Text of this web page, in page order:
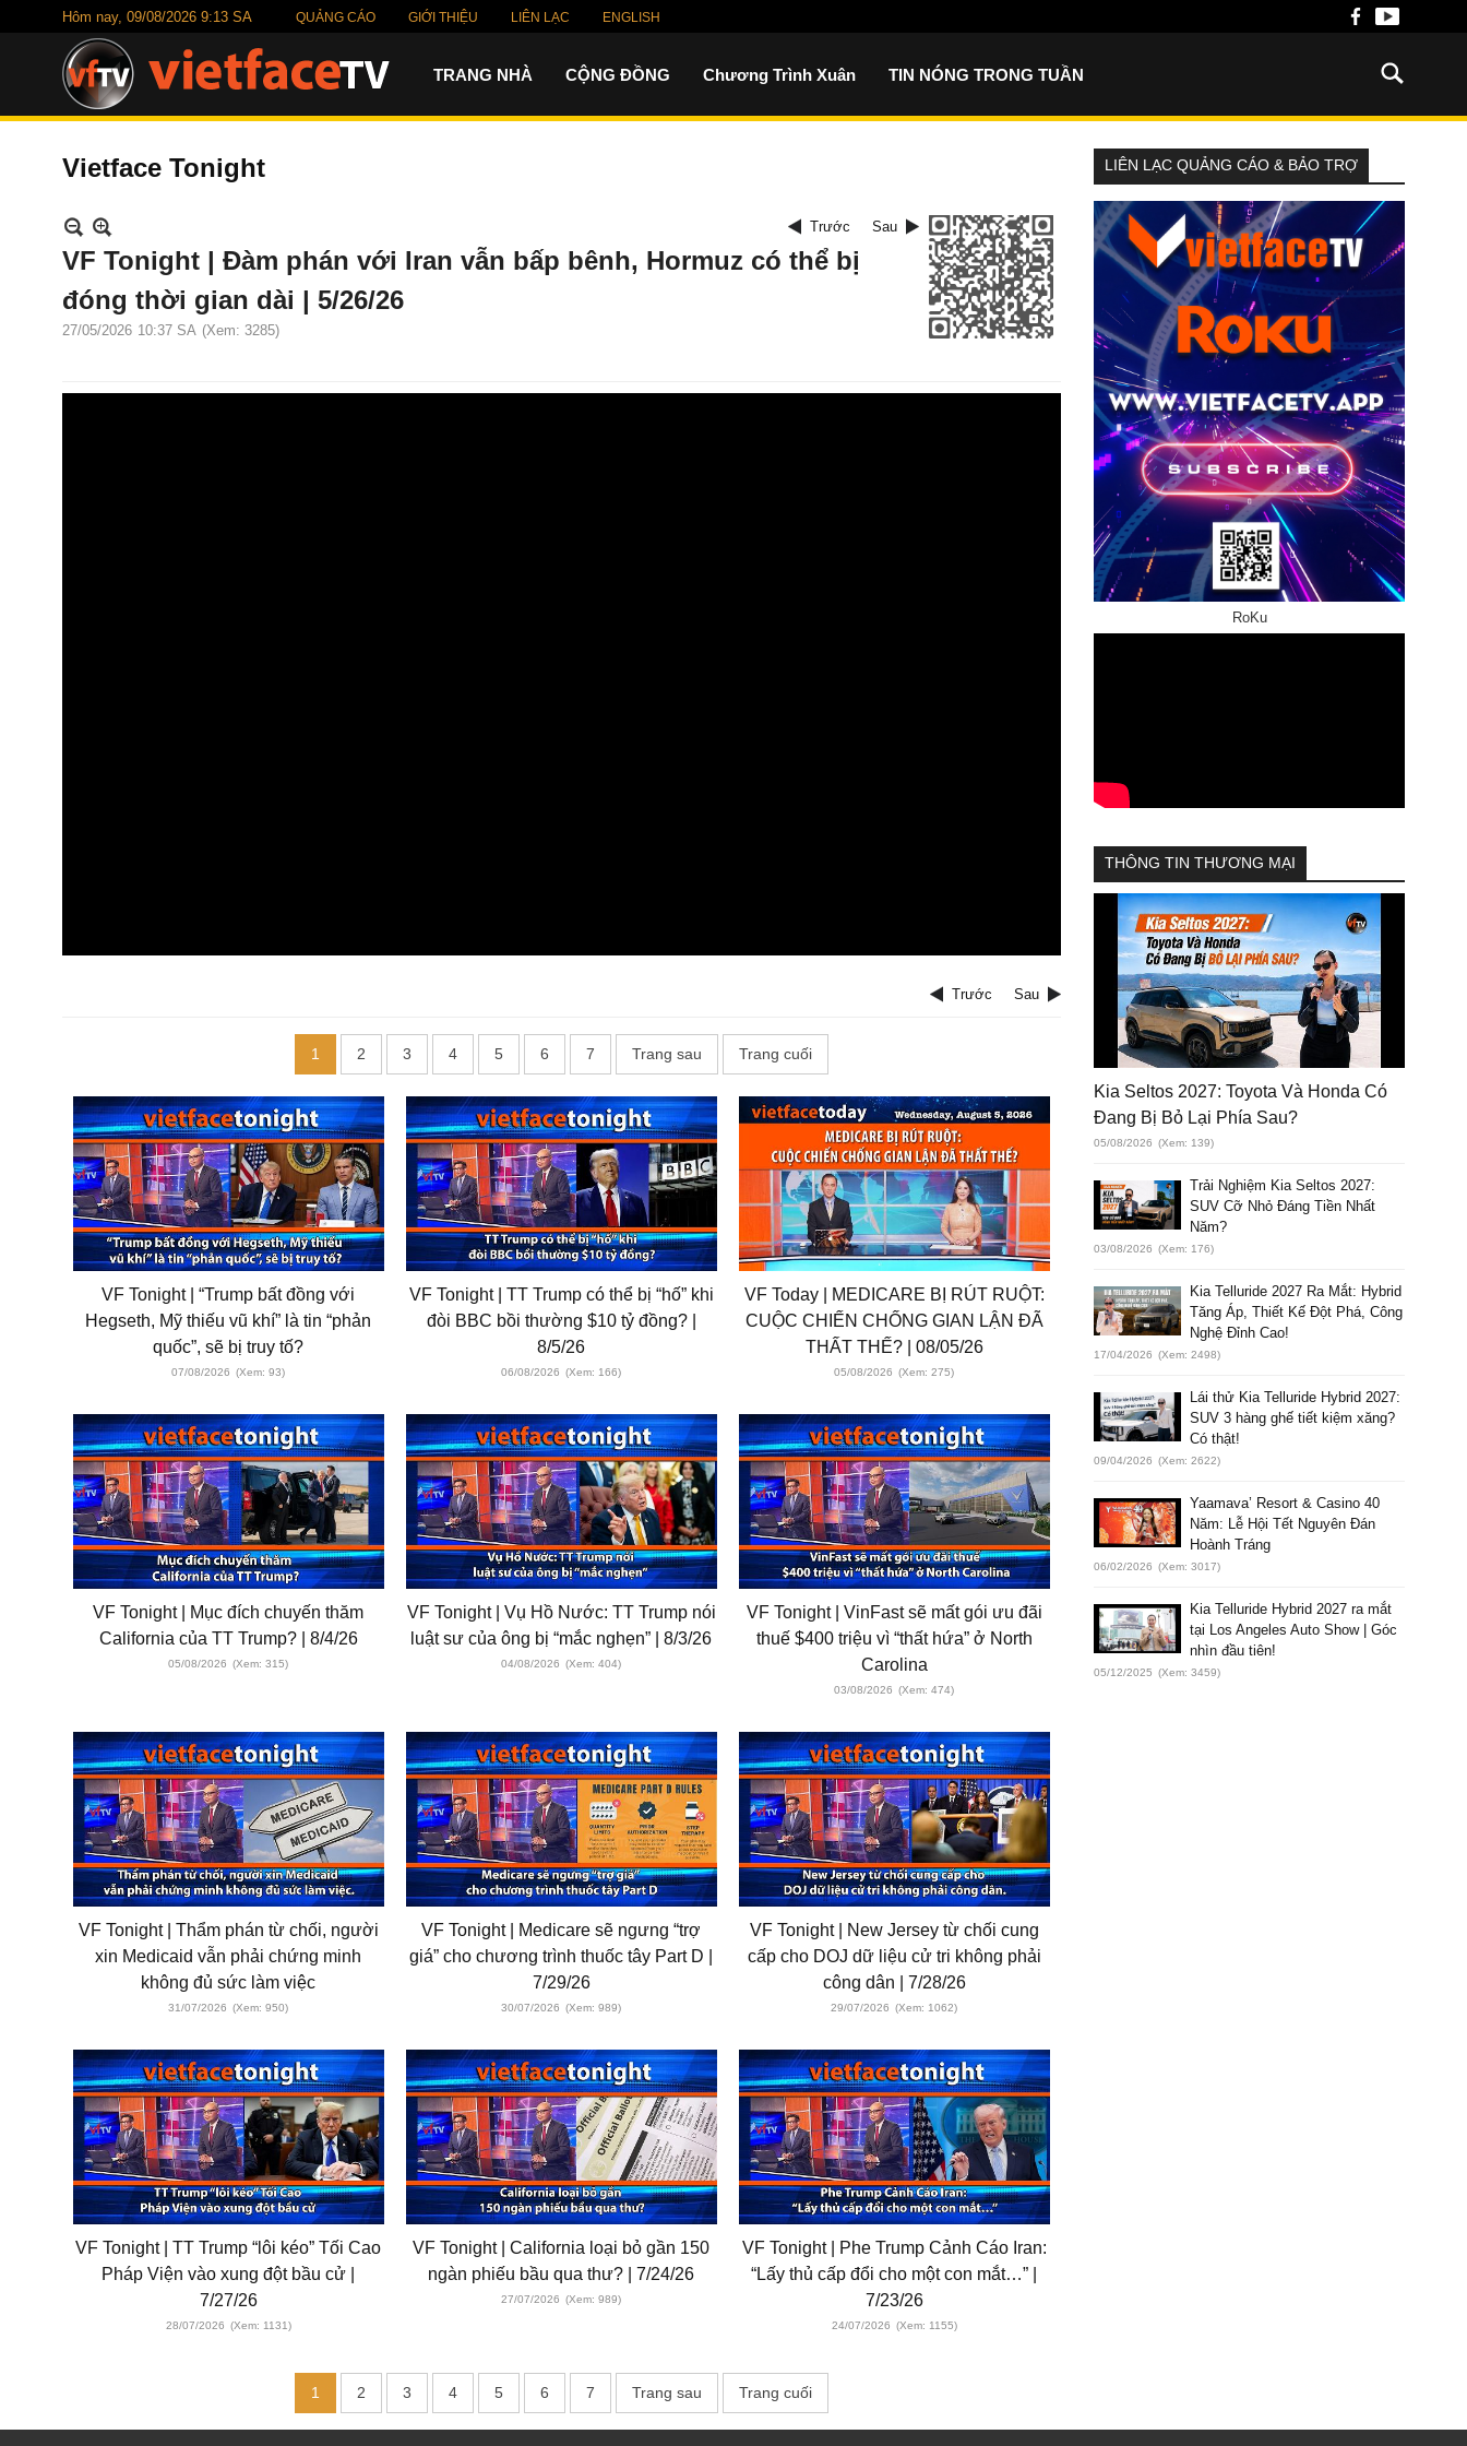
Hôm nay, 09/08/2026 9:13 SA QUẢNG CÁO GIỚI THIỆU LIÊN LẠC ENGLISH
TRANG NHÀ CỘNG ĐỒNG Chương Trình Xuân TIN NÓNG TRONG TUẦN
Vietface Tonight
Trước Sau
VF Tonight | Đàm phán với Iran vẫn bấp bênh, Hormuz có thể bị
đóng thời gian dài | 5/26/26
27/05/2026 10:37 SA (Xem: 3285)
Trước Sau
1 2 3 4 5 6 7 Trang sau Trang cuối
VF Tonight | “Trump bất đồng với
Hegseth, Mỹ thiếu vũ khí” là tin “phản
quốc”, sẽ bị truy tố?
07/08/2026 (Xem: 93)
VF Tonight | TT Trump có thể bị “hố” khi
đòi BBC bồi thường $10 tỷ đồng? |
8/5/26
06/08/2026 (Xem: 166)
VF Today | MEDICARE BỊ RÚT RUỘT:
CUỘC CHIẾN CHỐNG GIAN LẬN ĐÃ
THẤT THẾ? | 08/05/26
05/08/2026 (Xem: 275)
VF Tonight | Mục đích chuyến thăm
California của TT Trump? | 8/4/26
05/08/2026 (Xem: 315)
VF Tonight | Vụ Hồ Nước: TT Trump nói
luật sư của ông bị “mắc nghẹn” | 8/3/26
04/08/2026 (Xem: 404)
VF Tonight | VinFast sẽ mất gói ưu đãi
thuế $400 triệu vì “thất hứa” ở North
Carolina
03/08/2026 (Xem: 474)
VF Tonight | Thẩm phán từ chối, người
xin Medicaid vẫn phải chứng minh
không đủ sức làm việc
31/07/2026 (Xem: 950)
VF Tonight | Medicare sẽ ngưng “trợ
giá” cho chương trình thuốc tây Part D |
7/29/26
30/07/2026 (Xem: 989)
VF Tonight | New Jersey từ chối cung
cấp cho DOJ dữ liệu cử tri không phải
công dân | 7/28/26
29/07/2026 (Xem: 1062)
VF Tonight | TT Trump “lôi kéo” Tối Cao
Pháp Viện vào xung đột bầu cử |
7/27/26
28/07/2026 (Xem: 1131)
VF Tonight | California loại bỏ gần 150
ngàn phiếu bầu qua thư? | 7/24/26
27/07/2026 (Xem: 989)
VF Tonight | Phe Trump Cảnh Cáo Iran:
“Lấy thủ cấp đổi cho một con mắt…” |
7/23/26
24/07/2026 (Xem: 1155)
1 2 3 4 5 6 7 Trang sau Trang cuối
LIÊN LẠC QUẢNG CÁO & BẢO TRỢ
RoKu
THÔNG TIN THƯƠNG MẠI
Kia Seltos 2027: Toyota Và Honda Có
Đang Bị Bỏ Lại Phía Sau?
05/08/2026 (Xem: 139)
Trải Nghiệm Kia Seltos 2027:
SUV Cỡ Nhỏ Đáng Tiền Nhất
Năm?
03/08/2026 (Xem: 176)
Kia Telluride 2027 Ra Mắt: Hybrid
Tăng Áp, Thiết Kế Đột Phá, Công
Nghệ Đỉnh Cao!
17/04/2026 (Xem: 2498)
Lái thử Kia Telluride Hybrid 2027:
SUV 3 hàng ghế tiết kiệm xăng?
Có thật!
09/04/2026 (Xem: 2622)
Yaamava’ Resort & Casino 40
Năm: Lễ Hội Tết Nguyên Đán
Hoành Tráng
06/02/2026 (Xem: 3017)
Kia Telluride Hybrid 2027 ra mắt
tại Los Angeles Auto Show | Góc
nhìn đầu tiên!
05/12/2025 (Xem: 3459)